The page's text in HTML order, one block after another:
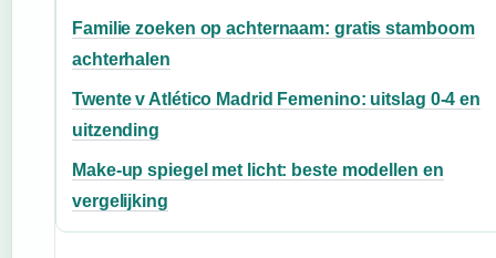
Familie zoeken op achternaam: gratis stamboom
achterhalen
Twente v Atlético Madrid Femenino: uitslag 0-4 en
uitzending
Make-up spiegel met licht: beste modellen en
vergelijking